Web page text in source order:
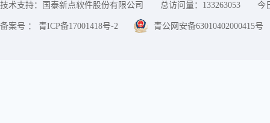
技术支持：国泰新点软件股份有限公司 总访问量： 133263053 今
备案号 ： 青ICP备17001418号-2 青公网安备63010402000415号